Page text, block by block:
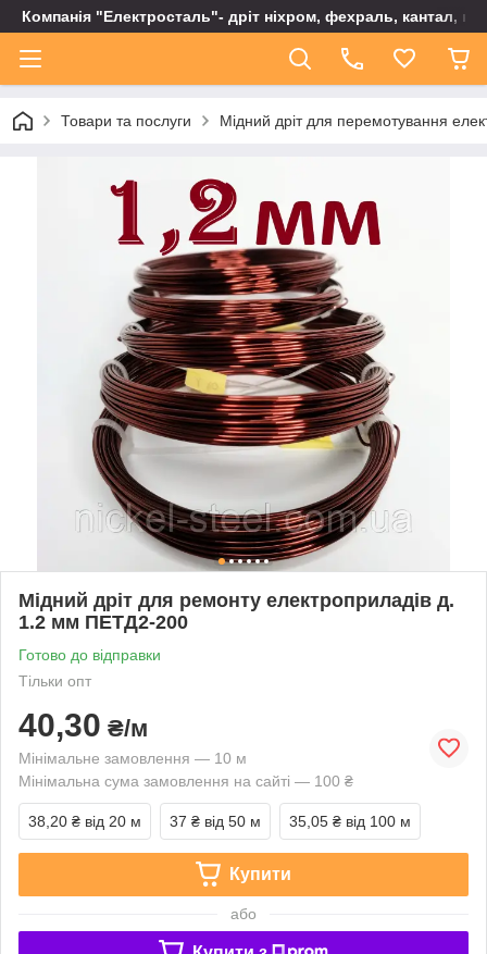
Компанія "Електросталь"- дріт ніхром, фехраль, кантал,
Товари та послуги Мідний дріт для перемотування
Мідний дріт для ремонту електроприладів д.
1.2 мм ПЕТД2-200
Готово до відправки
Тільки опт
40,30 ₴/м
Мінімальне замовлення — 10 м
Мінімальна сума замовлення на сайті — 100 ₴
38,20 ₴ від 20 м 37 ₴ від 50 м 35,05 ₴ від 100 м
Купити
або